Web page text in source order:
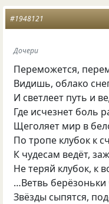
#1948121
Дочери
Переможется,
Видишь, облако
И светлеет путь и
Где исчезнет боль
Щеголяет мир в
По тропе клубок к
К чудесам ведёт,
Не теряй клубок, к
…Ветвь берёзоньки
Звёзды сыпятся,